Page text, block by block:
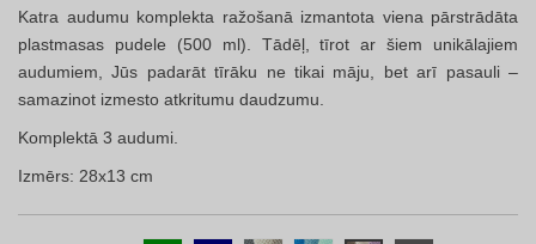
Katra audumu komplekta ražošanā izmantota viena pārstrādāta
plastmasas pudele (500 ml). Tādēļ, tīrot ar šiem unikālajiem
audumiem, Jūs padarāt tīrāku ne tikai māju, bet arī pasauli –
samazinot izmesto atkritumu daudzumu.
Komplektā 3 audumi.
Izmērs: 28x13 cm